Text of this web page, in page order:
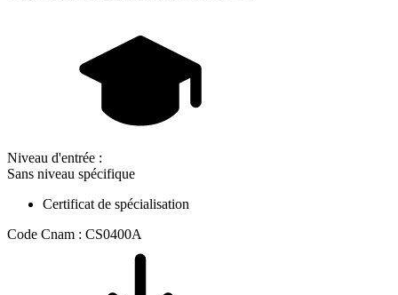
Niveau d'entrée :
Sans niveau spécifique
Certificat de spécialisation
Code Cnam : CS0400A